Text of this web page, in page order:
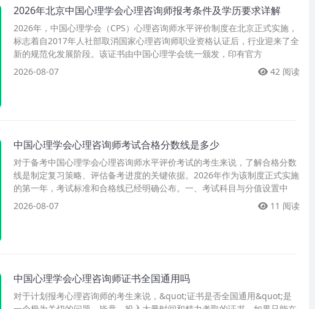
2026年北京中国心理学会心理咨询师报考条件及学历要求详解
2026年，中国心理学会（CPS）心理咨询师水平评价制度在北京正式实施，
标志着自2017年人社部取消国家心理咨询师职业资格认证后，行业迎来了全
新的规范化发展阶段。该证书由中国心理学会统一颁发，印有官方
2026-08-07
42 阅读
中国心理学会心理咨询师考试合格分数线是多少
对于备考中国心理学会心理咨询师水平评价考试的考生来说，了解合格分数
线是制定复习策略、评估备考进度的关键依据。2026年作为该制度正式实施
的第一年，考试标准和合格线已经明确公布。一、考试科目与分值设置中
2026-08-07
11 阅读
中国心理学会心理咨询师证书全国通用吗
对于计划报考心理咨询师的考生来说，&quot;证书是否全国通用&quot;是